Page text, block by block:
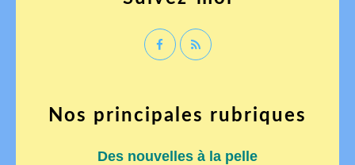
Nos principales rubriques
Des nouvelles à la pelle